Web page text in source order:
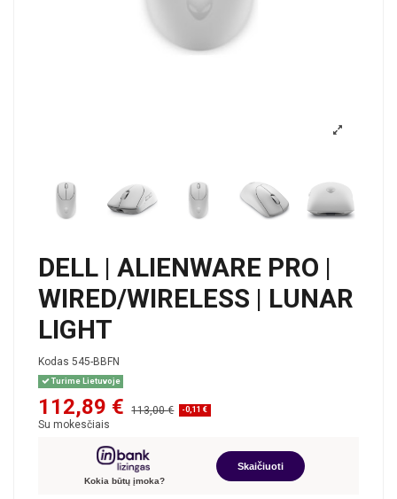
DELL | ALIENWARE PRO |
WIRED/WIRELESS | LUNAR
LIGHT
Kodas 545-BBFN
Turime Lietuvoje
112,89 € 113,00 € -0,11 €
Su mokesčiais
Kokia būtų įmoka?
Skaičiuoti